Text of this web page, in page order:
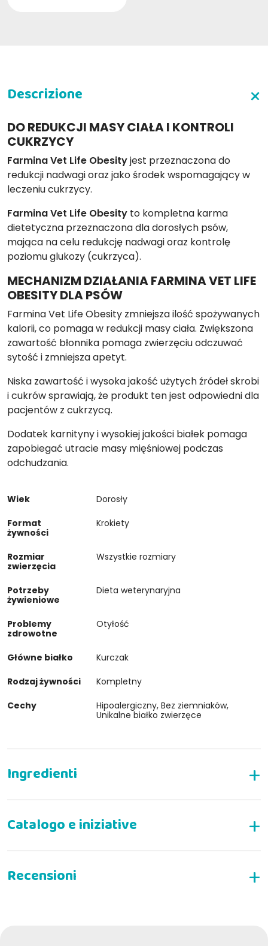
DO REDUKCJI MASY CIAŁA I KONTROLI
CUKRZYCY
Farmina Vet Life Obesityjest przeznaczona do
redukcji nadwagi oraz jako środek wspomagający w
leczeniu cukrzycy.
Farmina Vet Life Obesity to kompletna karma
dietetyczna przeznaczona dla dorosłych psów,
mająca na celu redukcję nadwagi oraz kontrolę
poziomu glukozy (cukrzyca).
MECHANIZM DZIAŁANIA FARMINA VET LIFE
OBESITY DLA PSÓW
Farmina Vet Life Obesity zmniejsza ilość spożywanych
kalorii, co pomaga w redukcji masy ciała. Zwiększona
zawartość błonnika pomaga zwierzęciu odczuwać
sytość i zmniejsza apetyt.
Niska zawartość i wysoka jakość użytych źródeł skrobi
i cukrów sprawiają, że produkt ten jest odpowiedni dla
pacjentów z cukrzycą.
Dodatek karnityny i wysokiej jakości białek pomaga
zapobiegać utracie masy mięśniowej podczas
odchudzania.
Wiek
Dorosły
Format
żywności
Krokiety
Rozmiar
zwierzęcia
Wszystkie rozmiary
Potrzeby
żywieniowe
Dieta weterynaryjna
Problemy
zdrowotne
Otyłość
Główne białko
Kurczak
Rodzaj żywności
Kompletny
Cechy
Hipoalergiczny, Bez ziemniaków,
Unikalne białko zwierzęce
ER DLA PSÓW
FARMINA VET LIFE OBESITY DLA PSÓW